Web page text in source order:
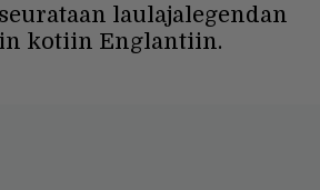
laulajalegendan
kotiin Englantiin.